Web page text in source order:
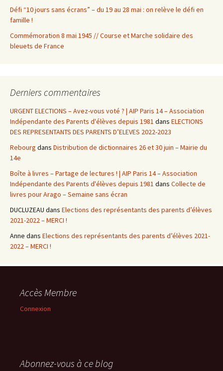
Défi “10 jours sans écrans” – du 19 au 28 mai : on relève le défi en
famille !
Commémoration 8 mai 1945 // Course et Marche solidaire des
bleuets de France
Derniers commentaires
URGENT ELECTIONS – Avez-vous voté ? | AIP Paris 14 – Association
Indépendante des Parents d'élèves depuis 1981 dans ELECTIONS
DES REPRESENTANTS DES PARENTS D’ELEVES 2022-2023
Rebourg dans Distribution de dictionnaires 26 et 30 juin – Mairie du
14e
Boîte à livres – Partage de lectures ! | AIP Paris 14 – Association
Indépendante des Parents d'élèves depuis 1981 dans Collecte de
livres pour Arago – Semaine sans écran
DUCLUZEAU dans Elections des représentants des parents d’élèves
2021-2022 – MERCI !
Anne dans Elections des représentants des parents d’élèves 2021-
2022 – MERCI !
Accès Membre
Connexion
Abonnez-vous à ce blog